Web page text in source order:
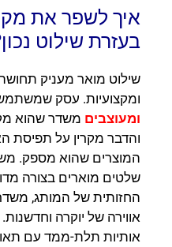
איך לשפר את
בעזרת שילוט
שילוט מואר מעניק
ומקצועיות. עסק
ומעוצבים משדר שהוא
והדבר מקרין על תפיסת
המוצרים שהוא מספק.
שלטים מוארים בצורה
החזותית של המותג,
אווירה של יוקרה
אותיות תלת-ממד עם